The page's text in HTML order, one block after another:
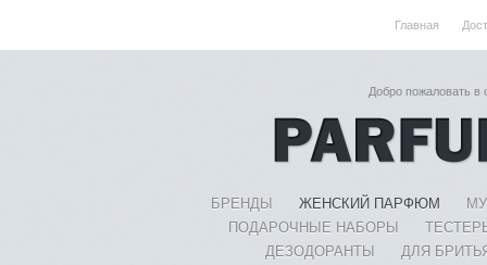
Главная
Добро пожаловать
БРЕНДЫ ЖЕНСКИЙ ПАРФЮМ
ПОДАРОЧНЫЕ НАБОРЫ
ДЕЗОДОРАНТЫ
ДЛЯ